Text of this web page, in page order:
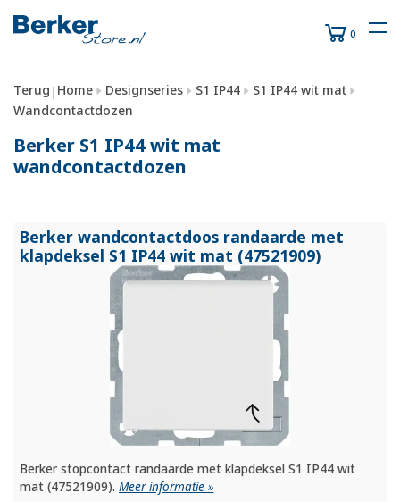
0
Terug | Home Designseries S1 IP44
S1 IP44 wit mat
Wandcontactdozen
Berker S1 IP44 wit mat
wandcontactdozen
Berker wandcontactdoos randaarde met
klapdeksel S1 IP44 wit mat (47521909)
Berker stopcontact randaarde met klapdeksel S1 IP44 wit
mat (47521909).Meer informatie »